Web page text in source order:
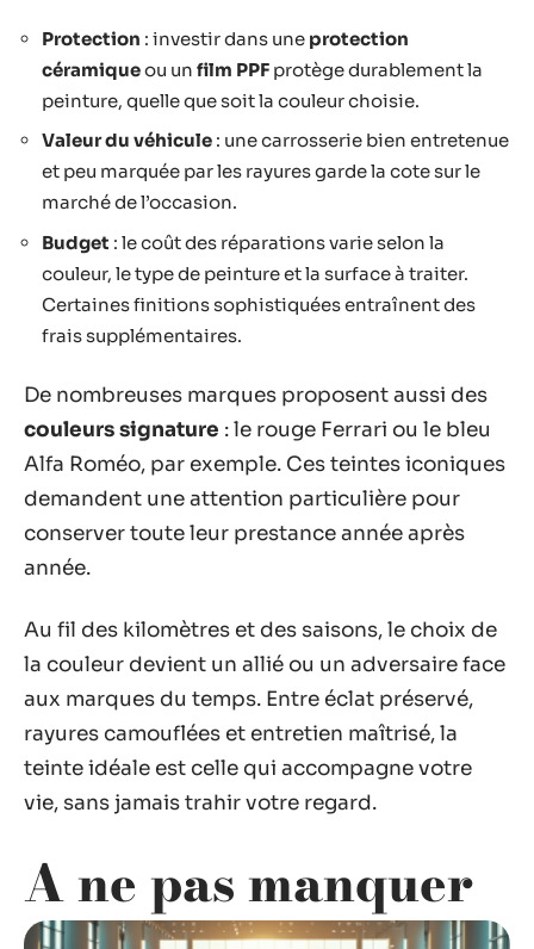
Protection : investir dans une protection
céramiqueou un film PPF protège durablement la
peinture, quelle que soit la couleur choisie.
Valeur du véhicule : une carrosserie bien entretenue
et peu marquée par les rayures garde la cote sur le
marché de l’occasion.
Budget : le coût des réparations varie selon la
couleur, le type de peinture et la surface à traiter.
Certaines finitions sophistiquées entraînent des
frais supplémentaires.
De nombreuses marques proposent aussi des
couleurs signature : le rouge Ferrari ou le bleu
Alfa Roméo, par exemple. Ces teintes iconiques
demandent une attention particulière pour
conserver toute leur prestance année après
année.
Au fil des kilomètres et des saisons, le choix de
la couleur devient un allié ou un adversaire face
aux marques du temps. Entre éclat préservé,
rayures camouflées et entretien maîtrisé, la
teinte idéale est celle qui accompagne votre
vie, sans jamais trahir votre regard.
A ne pas manquer